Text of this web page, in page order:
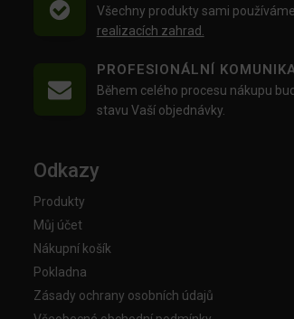
Všechny produkty sami
realizacích zahrad.
PROFESIONÁLNÍ
Během celého procesu nákupu
stavu Vaší objednávky.
Odkazy
Produkty
Můj účet
Nákupní košík
Pokladna
Zásady ochrany osobních údajů